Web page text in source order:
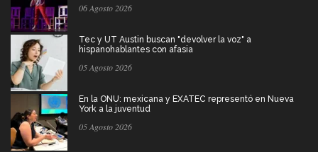
06 Agosto 2026
Tec y UT Austin buscan "devolver la voz" a
hispanohablantes con afasia
05 Agosto 2026
En la ONU: mexicana y EXATEC representó en Nueva
York a la juventud
05 Agosto 2026